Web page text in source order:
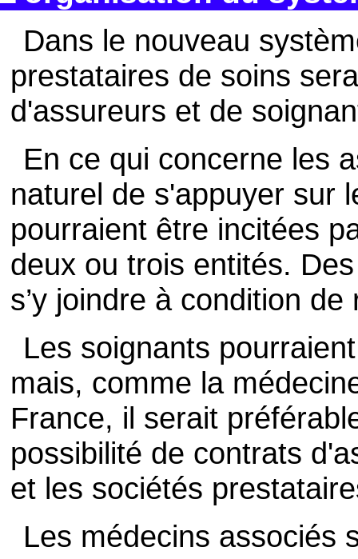
Dans le nouveau
prestataires de soins
d'assureurs et de
En ce qui concerne les
naturel de s'appuyer sur
pourraient être incitées
deux ou trois entités.
s’y joindre à condition
Les soignants
mais, comme la
France, il serait
possibilité de contrats
et les sociétés
Les médecins associés